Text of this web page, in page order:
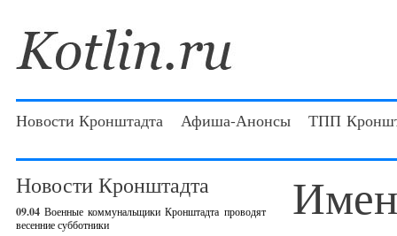
Новости Кронштадта Афиша-Анонсы ТПП
Новости Кронштадта
09.04 Военные коммунальщики Кронштадта проводят
весенние субботники